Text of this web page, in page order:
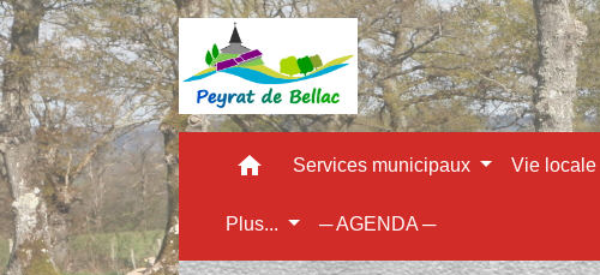
home Services municipaux Vie locale
Plus... ─ AGENDA ─